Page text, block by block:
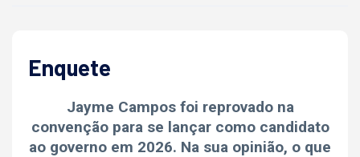
Enquete
Jayme Campos foi reprovado na
convenção para se lançar como candidato
ao governo em 2026. Na sua opinião, o que